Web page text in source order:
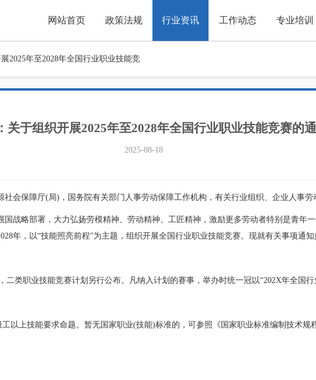
网站首页 政策法规 行业资讯 工作动态 专业培训
2025年至2028年全国行业职业技能竞
关于组织开展2025年至2028年全国行业职业技能竞赛的
2025-08-18
会保障厅(局)，国务院有关部门人事劳动保障工作机构，有关行业组织、企业人事劳
略部署，大力弘扬劳模精神、劳动精神、工匠精神，激励更多劳动者特别是青年
年，以“技能照亮前程”为主题，组织开展全国行业职业技能竞赛。现就有关事项通知
职业技能竞赛计划另行公布。凡纳入计划的赛事，举办时统一冠以“202X年全国行
上技能要求命题。暂无国家职业(技能)标准的，可参照《国家职业标准编制技术规